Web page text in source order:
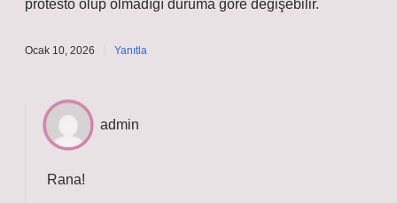
protesto olup olmadığı duruma göre değişebilir.
Ocak 10, 2026 Yanıtla
admin
Rana!